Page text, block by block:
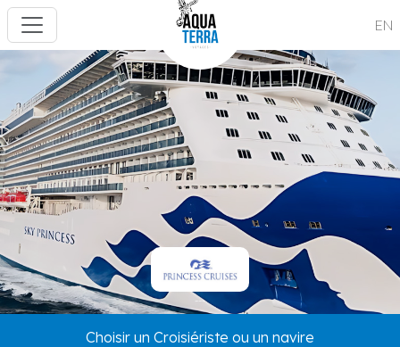
EN
---
Choisir un Croisiériste ou un navire